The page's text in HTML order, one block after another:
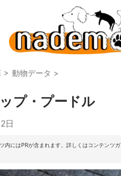
> 動物データ >
プ・プードル
日
内にはPRが含まれます。詳しくはコンテンツ